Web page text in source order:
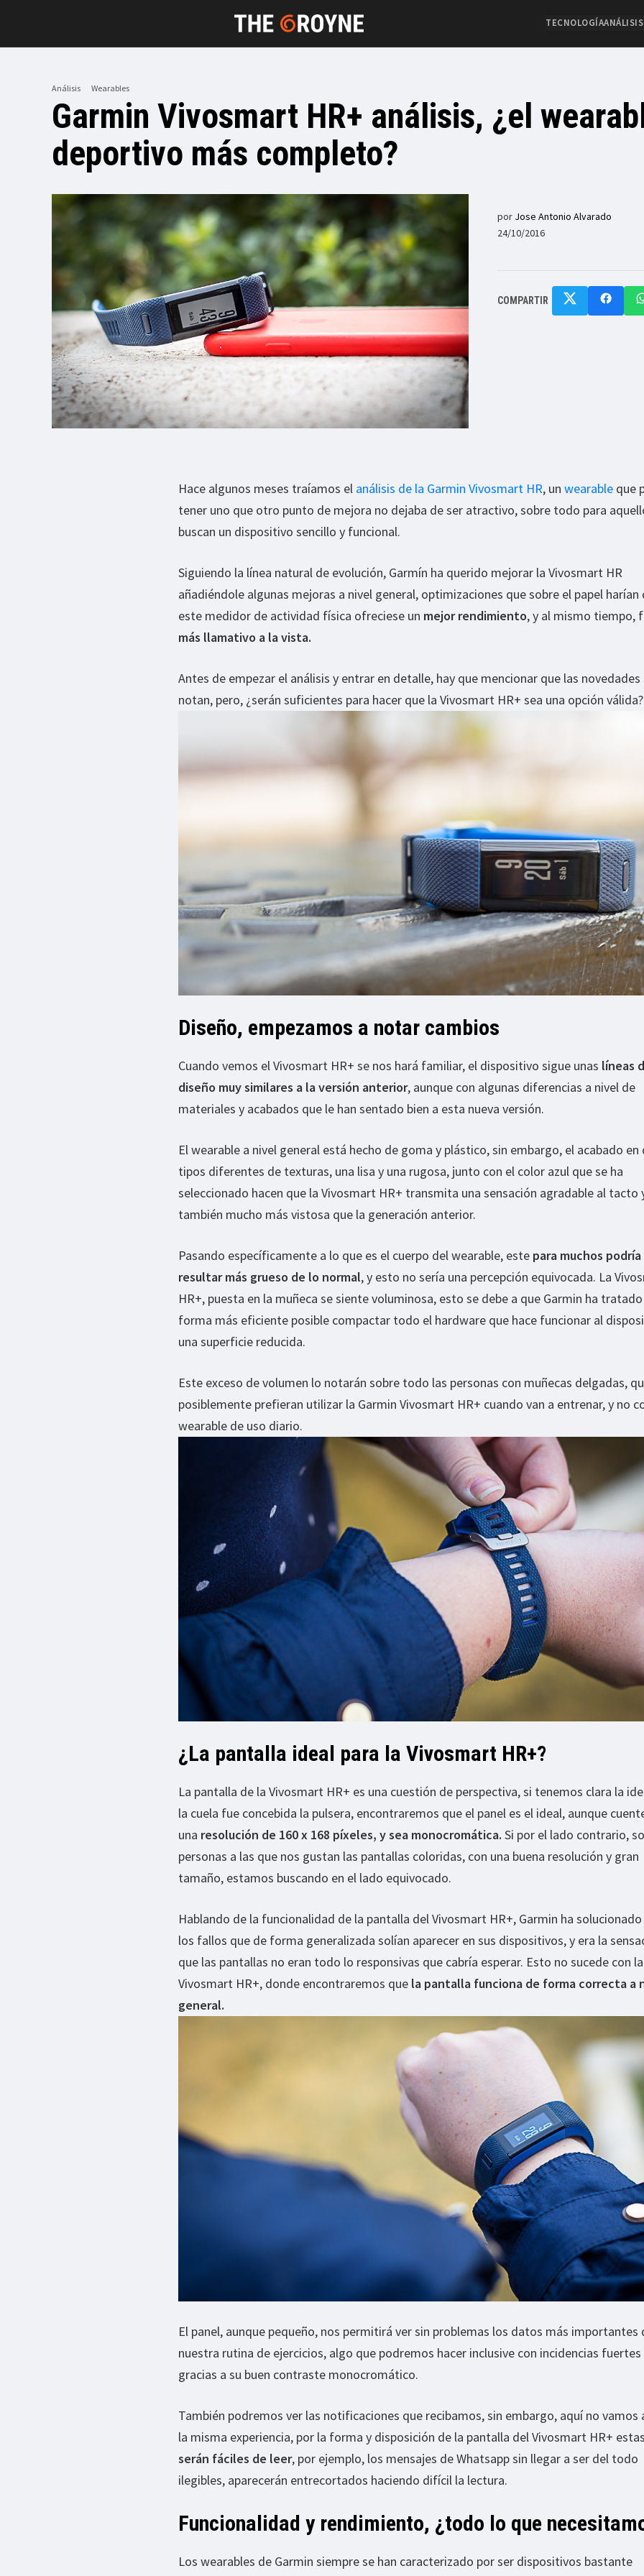
TECNOLOGÍAANÁLISIS
Análisis Wearables
Garmin Vivosmart HR+ análisis, ¿el
deportivo más completo?
por Jose Antonio Alvarado
24/10/2016
COMPARTIR
Hace algunos meses traíamos el análisis de la Garmin Vivosmart HR, un wearable que
tener uno que otro punto de mejora no dejaba de ser atractivo, sobre todo para
buscan un dispositivo sencillo y funcional.
Siguiendo la línea natural de evolución, Garmín ha querido mejorar la Vivosmart HR
añadiéndole algunas mejoras a nivel general, optimizaciones que sobre el papel harían
este medidor de actividad física ofreciese un mejor rendimiento, y al mismo tiempo,
más llamativo a la vista.
Antes de empezar el análisis y entrar en detalle, hay que mencionar que las novedades
notan, pero, ¿serán suficientes para hacer que la Vivosmart HR+ sea una opción
Diseño, empezamos a notar cambios
Cuando vemos el Vivosmart HR+ se nos hará familiar, el dispositivo sigue unas líneas
diseño muy similares a la versión anterior, aunque con algunas diferencias a nivel de
materiales y acabados que le han sentado bien a esta nueva versión.
El wearable a nivel general está hecho de goma y plástico, sin embargo, el acabado en
tipos diferentes de texturas, una lisa y una rugosa, junto con el color azul que se ha
seleccionado hacen que la Vivosmart HR+ transmita una sensación agradable al tacto
también mucho más vistosa que la generación anterior.
Pasando específicamente a lo que es el cuerpo del wearable, este para muchos podría
resultar más grueso de lo normal, y esto no sería una percepción equivocada. La
HR+, puesta en la muñeca se siente voluminosa, esto se debe a que Garmin ha
forma más eficiente posible compactar todo el hardware que hace funcionar al
una superficie reducida.
Este exceso de volumen lo notarán sobre todo las personas con muñecas delgadas,
posiblemente prefieran utilizar la Garmin Vivosmart HR+ cuando van a entrenar, y no
wearable de uso diario.
¿La pantalla ideal para la Vivosmart HR+?
La pantalla de la Vivosmart HR+ es una cuestión de perspectiva, si tenemos clara la
la cuela fue concebida la pulsera, encontraremos que el panel es el ideal, aunque
una resolución de 160 x 168 píxeles, y sea monocromática. Si por el lado contrario,
personas a las que nos gustan las pantallas coloridas, con una buena resolución y gran
tamaño, estamos buscando en el lado equivocado.
Hablando de la funcionalidad de la pantalla del Vivosmart HR+, Garmin ha
los fallos que de forma generalizada solían aparecer en sus dispositivos, y era la
que las pantallas no eran todo lo responsivas que cabría esperar. Esto no sucede con la
Vivosmart HR+, donde encontraremos que la pantalla funciona de forma correcta a
general.
El panel, aunque pequeño, nos permitirá ver sin problemas los datos más importantes
nuestra rutina de ejercicios, algo que podremos hacer inclusive con incidencias fuertes
gracias a su buen contraste monocromático.
También podremos ver las notificaciones que recibamos, sin embargo, aquí no vamos
la misma experiencia, por la forma y disposición de la pantalla del Vivosmart HR+
serán fáciles de leer, por ejemplo, los mensajes de Whatsapp sin llegar a ser del todo
ilegibles, aparecerán entrecortados haciendo difícil la lectura.
Funcionalidad y rendimiento, ¿todo lo que
Los wearables de Garmin siempre se han caracterizado por ser dispositivos bastante